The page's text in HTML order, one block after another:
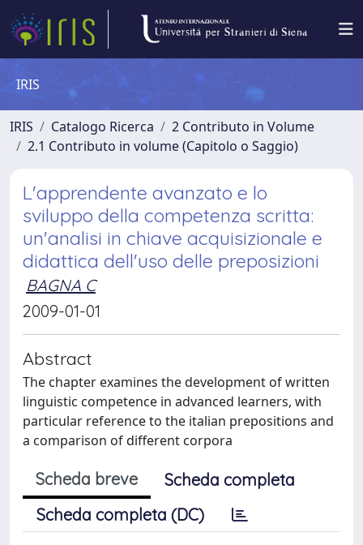
IRIS
IRIS Catalogo Ricerca
2 Contributo in Volume
2.1 Contributo in volume (Capitolo o Saggio)
L'apprendente avanzato e lo
sviluppo della competenza scritta:
un'analisi in chiave acquisizionale e
didattica dell'uso delle preposizioni
BAGNA C
2009-01-01
Abstract
The chapter examines the development of written
linguistic competence in advanced learners, with
particular reference to the italian prepositions and
a comparison of different corpora
Scheda breve
Scheda completa
Scheda completa (DC)